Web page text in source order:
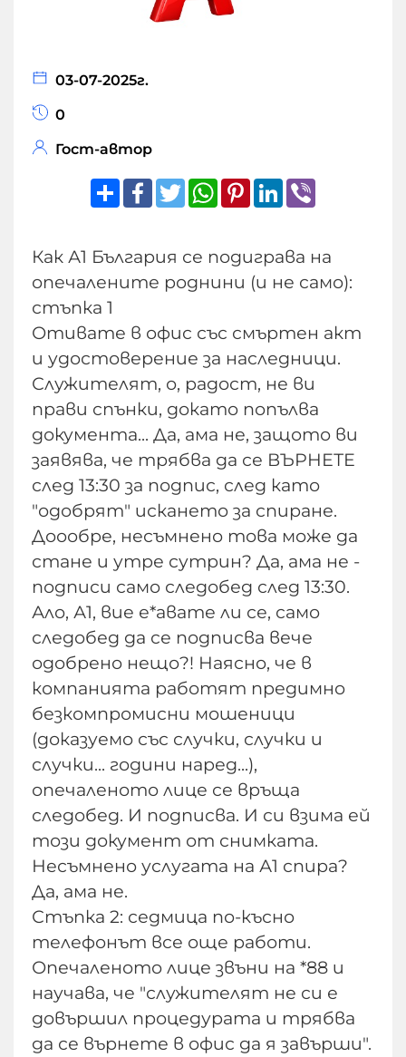
03-07-2025г.
0
Гост-автор
ShareFacebook
TwitterWhatsApp
Pinterest
LinkedIn
Как А1 България се подиграва на
опечалените роднини (и не само):
стъпка 1
Отивате в офис със смъртен акт
и удостоверение за наследници.
Служителят, о, радост, не ви
прави спънки, докато попълва
документа... Да, ама не, защото ви
заявява, че трябва да се ВЪРНЕТЕ
след 13:30 за подпис, след като
"одобрят" искането за спиране.
Доообре, несъмнено това може да
стане и утре сутрин? Да, ама не -
подписи само следобед след 13:30.
Ало, А1, вие е*авате ли се, само
следобед да се подписва вече
одобрено нещо?! Наясно, че в
компанията работят предимно
безкомпромисни мошеници
(доказуемо със случки, случки и
случки... години наред...),
опечаленото лице се връща
следобед. И подписва. И си взима ей
този документ от снимката.
Несъмнено услугата на А1 спира?
Да, ама не.
Стъпка 2: седмица по-късно
телефонът все още работи.
Опечаленото лице звъни на *88 и
научава, че "служителят не си е
довършил процедурата и трябва
да се върнете в офис да я завърши".